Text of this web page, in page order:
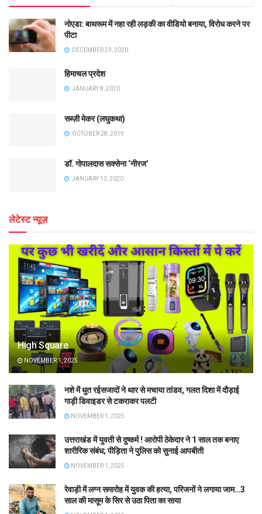
नोएडा: बाथरूम में नहा रही लड़की का वीडियो बनाया, विरोध करने पर
पीटा
DECEMBER 23, 2020
हिमाचल प्रदेश
JANUARY 8, 2020
सब्ज़ी मेकर (लघुकथा)
OCTOBER 28, 2019
डॉ. गोपालदास सक्सेना ‘नीरज’
JANUARY 13, 2020
लेटेस्ट न्यूज़
High Square
NOVEMBER 1, 2025
नशे में धुत रईसजादों ने थार से मचाया तांडव, गलत दिशा में दौड़ाई
गाड़ी डिवाइडर से टकराकर पलटी
NOVEMBER 1, 2025
उत्तराखंड में युवती से दुष्कर्म ! आरोपी ठेकेदार ने 1 साल तक बनाए
शारीरिक संबंध; पीड़िता ने पुलिस को सुनाई आपबीती
NOVEMBER 1, 2025
रेवाड़ी में लग्न समारोह में युवक की हत्या, परिजनों ने लगाया जाम…3
साल की मासूम के सिर से उठा पिता का साया